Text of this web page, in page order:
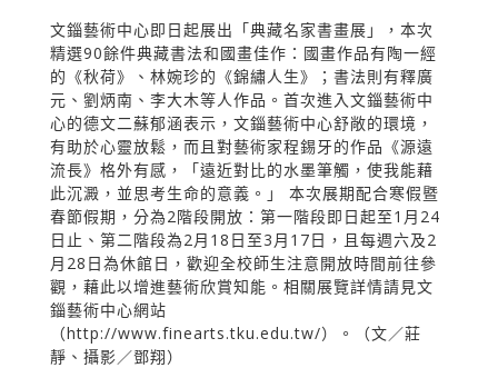
文錙藝術中心即日起展出「典藏名家書畫展」，本次
精選90餘件典藏書法和國畫佳作：國畫作品有陶一經
的《秋荷》、林婉珍的《錦繡人生》；書法則有釋廣
元、劉炳南、李大木等人作品。首次進入文錙藝術中
心的德文二蘇郁涵表示，文錙藝術中心舒敞的環境，
有助於心靈放鬆，而且對藝術家程錫牙的作品《源遠
流長》格外有感，「遠近對比的水墨筆觸，使我能藉
此沉澱，並思考生命的意義。」 本次展期配合寒假暨
春節假期，分為2階段開放：第一階段即日起至1月24
日止、第二階段為2月18日至3月17日，且每週六及2
月28日為休館日，歡迎全校師生注意開放時間前往參
觀，藉此以增進藝術欣賞知能。相關展覽詳情請見文
錙藝術中心網站
（http://www.finearts.tku.edu.tw/）。（文／莊
靜、攝影／鄧翔）